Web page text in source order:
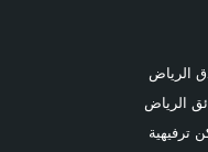
الرياض
الرياض
ترفيهية